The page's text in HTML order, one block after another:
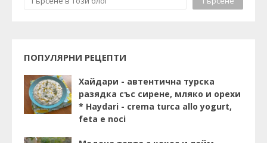
ПОПУЛЯРНИ РЕЦЕПТИ
Хайдари - автентична турска
разядка със сирене, мляко и орехи
* Haydari - crema turca allo yogurt,
feta e noci